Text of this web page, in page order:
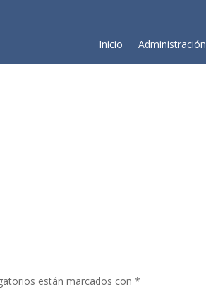
Inicio Administración
están marcados con*